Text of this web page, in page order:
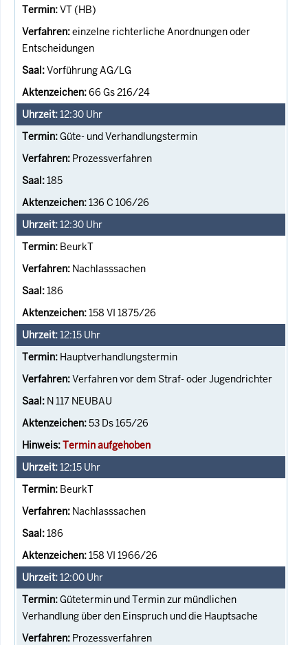
VT (HB)
einzelne richterliche Anordnungen oder
Entscheidungen
Vorführung AG/LG
66 Gs 216/24
12:30 Uhr
Güte- und Verhandlungstermin
Prozessverfahren
185
136 C 106/26
12:30 Uhr
BeurkT
Nachlasssachen
186
158 VI 1875/26
12:15 Uhr
Hauptverhandlungstermin
Verfahren vor dem Straf- oder Jugendrichter
N 117 NEUBAU
53 Ds 165/26
Termin aufgehoben
12:15 Uhr
BeurkT
Nachlasssachen
186
158 VI 1966/26
12:00 Uhr
Gütetermin und Termin zur mündlichen
Verhandlung über den Einspruch und die Hauptsache
Prozessverfahren